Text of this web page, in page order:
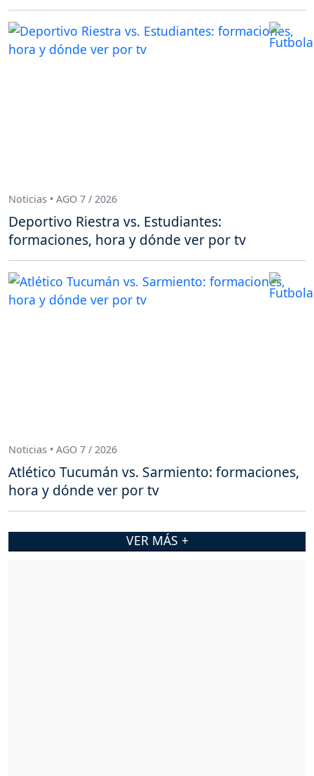
Noticias • AGO 7 / 2026
Deportivo Riestra vs. Estudiantes:
formaciones, hora y dónde ver por tv
Noticias • AGO 7 / 2026
Atlético Tucumán vs. Sarmiento: formaciones,
hora y dónde ver por tv
VER MÁS +